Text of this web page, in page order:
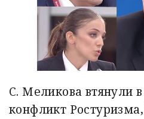
С. Меликова втянули
конфликт